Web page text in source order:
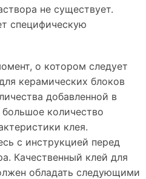
не существует.
специфическую
о котором следует
керамических блоков
добавленной в
количество
клея.
с инструкцией перед
Качественный клей для
обладать следующими